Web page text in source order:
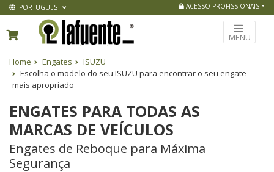
PORTUGUES ACESSO PROFISSIONAIS
MENU
Home Engates
ISUZU
Escolha o modelo do seu ISUZU para encontrar o seu engate
mais apropriado
ENGATES PARA TODAS AS
MARCAS DE VEÍCULOS
Engates de Reboque para Máxima
Segurança